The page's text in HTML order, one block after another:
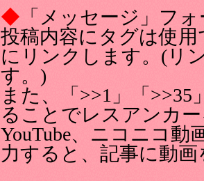
◆ 「メッセージ」フ
投稿内容にタグは使
にリンクします。(リ
す。)
また、「>>1」「
ることでレスアンカ
YouTube、ニコニコ動
力すると、記事に動